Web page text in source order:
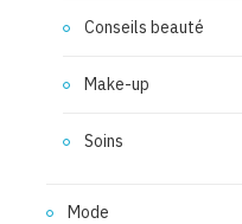
Conseils beauté
Make-up
Soins
Mode